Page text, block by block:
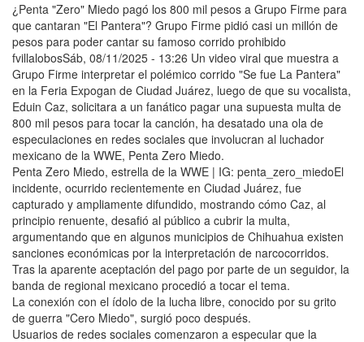
¿Penta "Zero" Miedo pagó los 800 mil pesos a Grupo Firme para
que cantaran "El Pantera"? Grupo Firme pidió casi un millón de
pesos para poder cantar su famoso corrido prohibido
fvillalobosSáb, 08/11/2025 - 13:26 Un video viral que muestra a
Grupo Firme interpretar el polémico corrido "Se fue La Pantera"
en la Feria Expogan de Ciudad Juárez, luego de que su vocalista,
Eduin Caz, solicitara a un fanático pagar una supuesta multa de
800 mil pesos para tocar la canción, ha desatado una ola de
especulaciones en redes sociales que involucran al luchador
mexicano de la WWE, Penta Zero Miedo.
Penta Zero Miedo, estrella de la WWE | IG: penta_zero_miedoEl
incidente, ocurrido recientemente en Ciudad Juárez, fue
capturado y ampliamente difundido, mostrando cómo Caz, al
principio renuente, desafió al público a cubrir la multa,
argumentando que en algunos municipios de Chihuahua existen
sanciones económicas por la interpretación de narcocorridos.
Tras la aparente aceptación del pago por parte de un seguidor, la
banda de regional mexicano procedió a tocar el tema.
La conexión con el ídolo de la lucha libre, conocido por su grito
de guerra "Cero Miedo", surgió poco después.
Usuarios de redes sociales comenzaron a especular que la